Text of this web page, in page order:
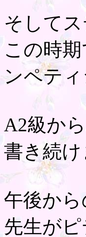
そしてス
この時
ンペテ
A2級か
書き続け
午後か
先生が